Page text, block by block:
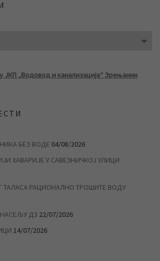
„Водовод и канализација“ Зрењанин
БЕЗ ВОДЕ 04/08/2026
ХАВАРИЈЕ У САВЕЗНИЧКОЈ УЛИЦИ
РАЦИОНАЛНО ТРОШИТЕ ВОДУ
Д3 22/07/2026
14/07/2026